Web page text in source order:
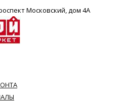
Московский, дом 4А